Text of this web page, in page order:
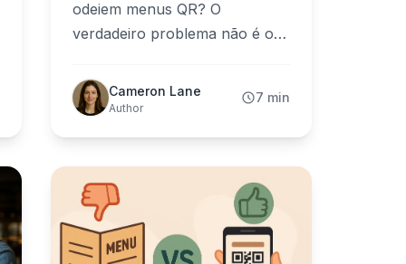
odeiem menus QR? O
verdadeiro problema não é o
experiência do utilizador.
Descubra os 5 erros críticos
evitá-los.
Cameron Lane
Author
7 min